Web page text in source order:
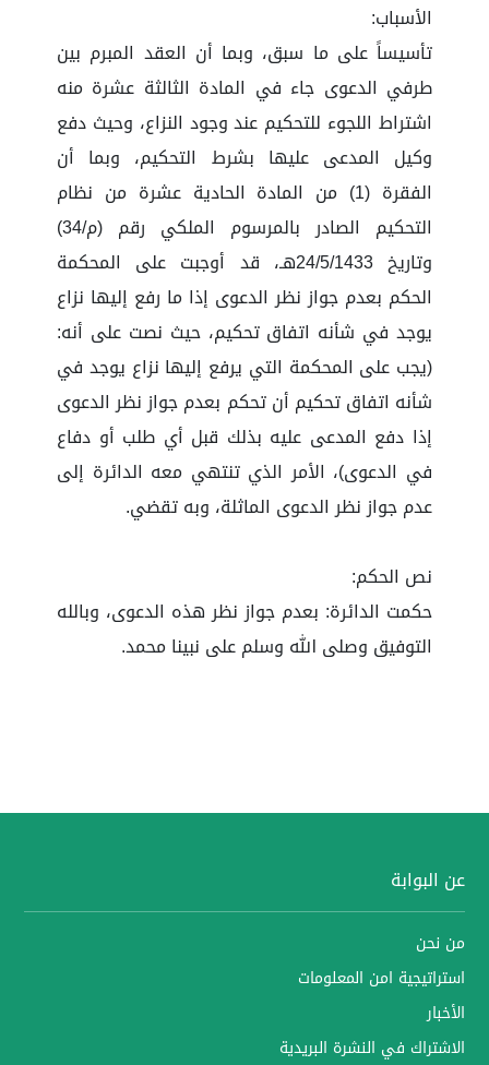
الأسباب:
تأسيساً على ما سبق، وبما أن العقد المبرم بين
طرفي الدعوى جاء في المادة الثالثة عشرة منه
اشتراط اللجوء للتحكيم عند وجود النزاع، وحيث دفع
وكيل المدعى عليها بشرط التحكيم، وبما أن
الفقرة (1) من المادة الحادية عشرة من نظام
التحكيم الصادر بالمرسوم الملكي رقم (م/34)
وتاريخ 24/5/1433هـ، قد أوجبت على المحكمة
الحكم بعدم جواز نظر الدعوى إذا ما رفع إليها نزاع
يوجد في شأنه اتفاق تحكيم، حيث نصت على أنه:
(يجب على المحكمة التي يرفع إليها نزاع يوجد في
شأنه اتفاق تحكيم أن تحكم بعدم جواز نظر الدعوى
إذا دفع المدعى عليه بذلك قبل أي طلب أو دفاع
في الدعوى)، الأمر الذي تنتهي معه الدائرة إلى
عدم جواز نظر الدعوى الماثلة، وبه تقضي.
نص الحكم:
حكمت الدائرة: بعدم جواز نظر هذه الدعوى، وبالله
التوفيق وصلى الله وسلم على نبينا محمد.
عن البوابة
من نحن
استراتيجية امن المعلومات
الأخبار
الاشتراك في النشرة البريدية